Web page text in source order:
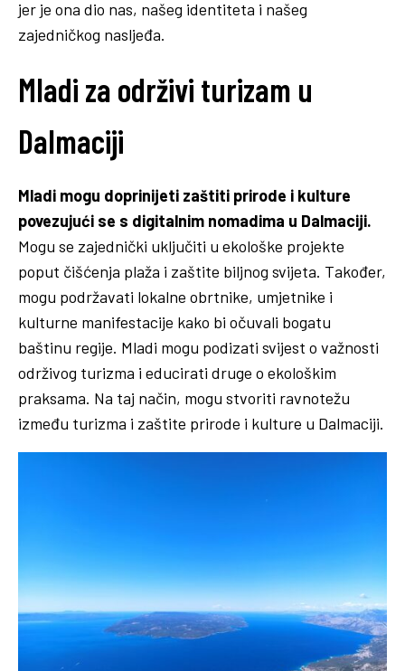
jer je ona dio nas, našeg identiteta i našeg
zajedničkog nasljeđa.
Mladi za održivi turizam u
Dalmaciji
Mladi mogu doprinijeti zaštiti prirode i kulture
povezujući se s digitalnim nomadima u Dalmaciji.
Mogu se zajednički uključiti u ekološke projekte
poput čišćenja plaža i zaštite biljnog svijeta. Također,
mogu podržavati lokalne obrtnike, umjetnike i
kulturne manifestacije kako bi očuvali bogatu
baštinu regije. Mladi mogu podizati svijest o važnosti
održivog turizma i educirati druge o ekološkim
praksama. Na taj način, mogu stvoriti ravnotežu
između turizma i zaštite prirode i kulture u Dalmaciji.